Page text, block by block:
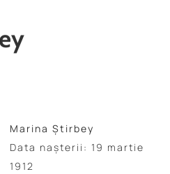
Marina Știrbey
Data naşterii: 19 martie
1912